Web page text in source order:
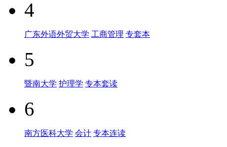
4
广东外语外贸大学 工商管理 专套本
5
暨南大学 护理学 专本套读
6
南方医科大学 会计 专本连读